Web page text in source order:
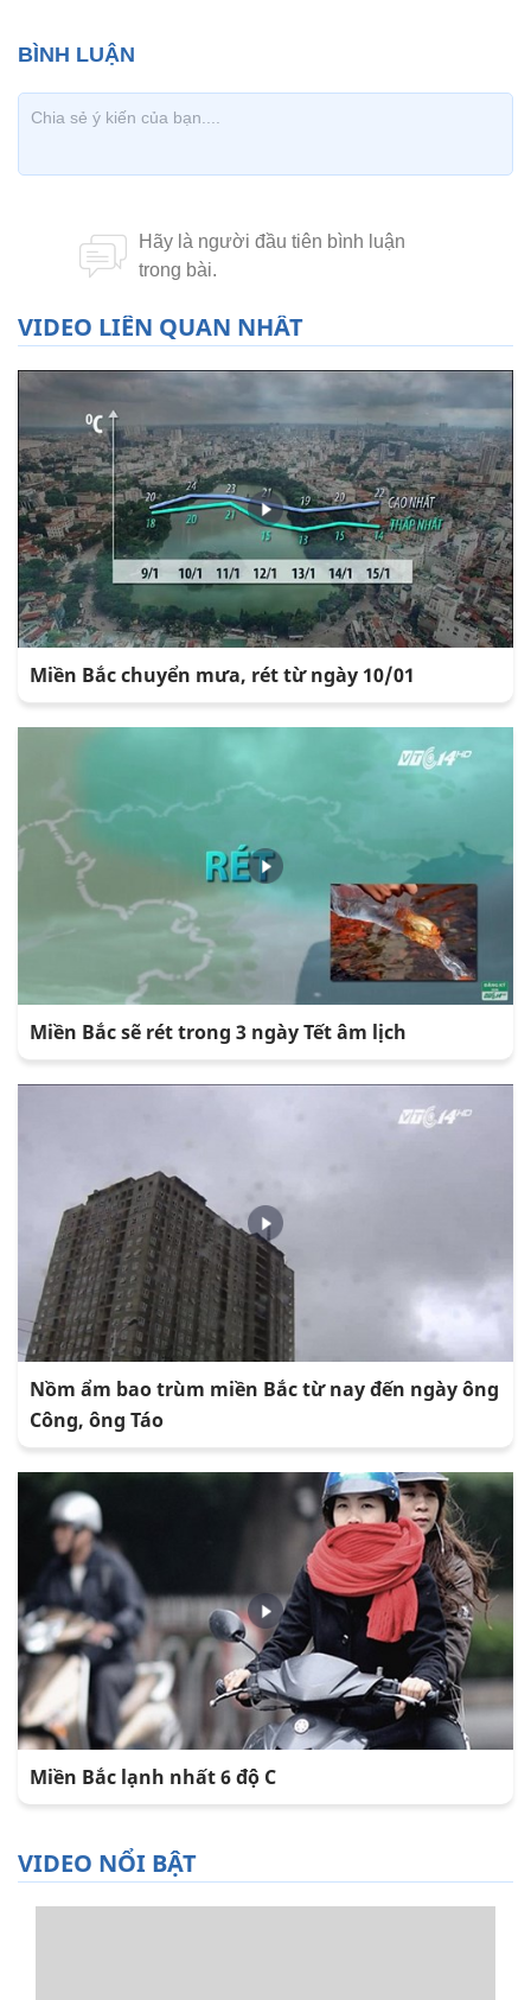
VIDEO LIÊN QUAN NHẤT
Miền Bắc chuyển mưa, rét từ ngày 10/01
Miền Bắc sẽ rét trong 3 ngày Tết âm lịch
Nồm ẩm bao trùm miền Bắc từ nay đến ngày ông
Công, ông Táo
Miền Bắc lạnh nhất 6 độ C
VIDEO NỔI BẬT